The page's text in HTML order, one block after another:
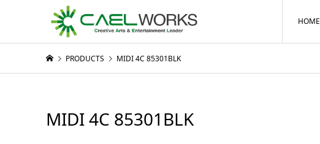
HOME
PRODUCTS MIDI 4C 85301BLK
MIDI 4C 85301BLK